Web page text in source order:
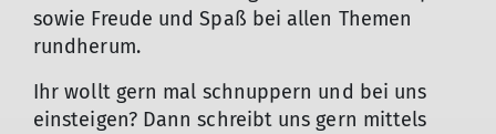
sowie Freude und Spaß bei allen Themen
rundherum.
Ihr wollt gern mal schnuppern und bei uns
einsteigen? Dann schreibt uns gern mittels